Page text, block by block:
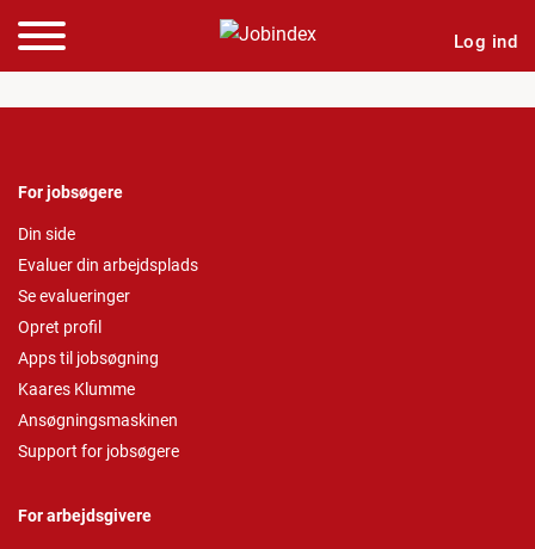
Log ind
For jobsøgere
Din side
Evaluer din arbejdsplads
Se evalueringer
Opret profil
Apps til jobsøgning
Kaares Klumme
Ansøgningsmaskinen
Support for jobsøgere
For arbejdsgivere